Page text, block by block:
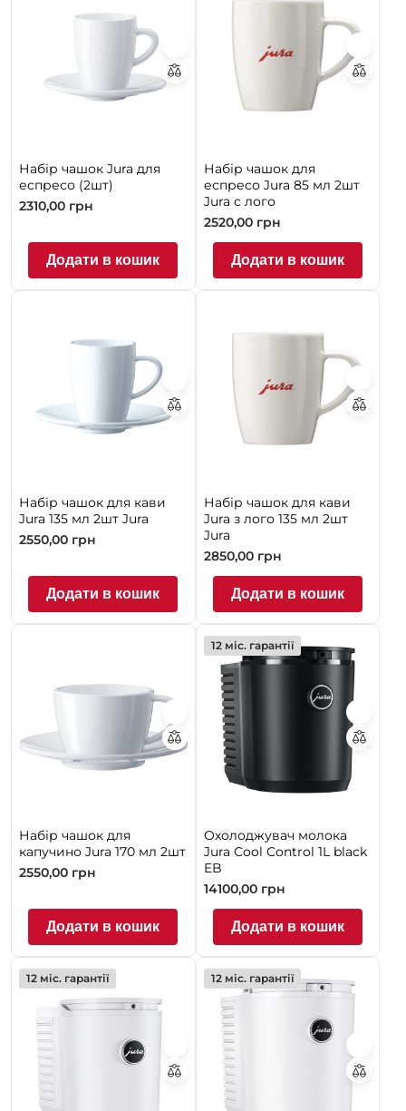
Набір чашок Jura для
еспресо (2шт)
2310,00 грн
Додати в кошик
Набір чашок для
еспресо Jura 85 мл 2шт
Jura с лого
2520,00 грн
Додати в кошик
Набір чашок для кави
Jura 135 мл 2шт Jura
2550,00 грн
Додати в кошик
Набір чашок для кави
Jura з лого 135 мл 2шт
Jura
2850,00 грн
Додати в кошик
Набір чашок для
капучино Jura 170 мл 2шт
2550,00 грн
Додати в кошик
12 міс. гарантії
Охолоджувач молока
Jura Cool Control 1L black
EB
14100,00 грн
Додати в кошик
12 міс. гарантії 12 міс. гарантії